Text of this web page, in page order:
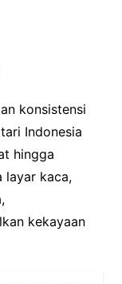
konsistensi
Indonesia
hingga
layar kaca,
kekayaan